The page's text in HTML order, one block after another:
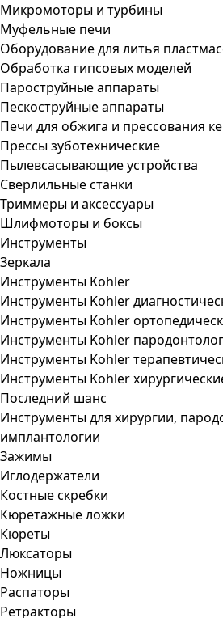
Микромоторы и турбины
Муфельные печи
Оборудование для литья
Обработка гипсовых моделей
Пароструйные аппараты
Пескоструйные аппараты
Печи для обжига и прессования
Прессы зуботехнические
Пылевсасывающие устройства
Сверлильные станки
Триммеры и аксессуары
Шлифмоторы и боксы
Инструменты
Зеркала
Инструменты Kohler
Инструменты Kohler
Инструменты Kohler
Инструменты Kohler
Инструменты Kohler
Инструменты Kohler
Последний шанс
Инструменты для хирургии,
имплантологии
Зажимы
Иглодержатели
Костные скребки
Кюретажные ложки
Кюреты
Люксаторы
Ножницы
Распаторы
Ретракторы